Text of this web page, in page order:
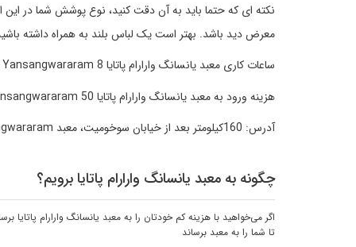
نکته ای که حتما باید به آن دقت کنید، نوع پوشش شما در این
معرض دید باشد. بهتر است یک لباس بلند به همراه داشته باشید
ساعات کاری معبد یانسانگ وارارام پاتایا Wat Yansangwararam 8 صبح تا 5 بعد از ظهر می باشد.
هزینه ورود به معبد یانسانگ وارارام پاتایا Wat Yansangwararam 50 بات برای هر نفر می باشد.
آدرس: 160کیلومتر بعد از خیابان سوخومیت، معبد Wat Yansangwararam
چگونه به معبد یانسانگ وارارام پاتایا برویم؟
اگر می‌خواهید با هزینه کم خودتان را به معبد یانسانگ وارارام
تا شما را به معبد برساند